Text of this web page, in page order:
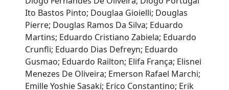
Ito Bastos Pinto; Douglaa Gioielli; Douglas
Pierre; Douglas Ramos Da Silva; Eduardo
Martins; Eduardo Cristiano Zabiela; Eduardo
Crunfli; Eduardo Dias Defreyn; Eduardo
Gusmao; Eduardo Railton; Elifa França; Elisnei
Menezes De Oliveira; Emerson Rafael Marchi;
Emille Yoshie Sasaki; Erico Constantino; Erik